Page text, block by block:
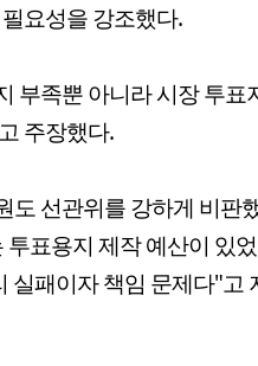
요성을 강조했다.
부족뿐 아니라 시장 투표
주장했다.
도 선관위를 강하게 비판
표용지 제작 예산이 있
실패이자 책임 문제다"고